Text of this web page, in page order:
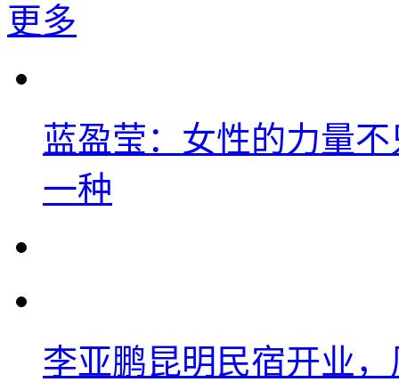
更多
蓝盈莹：女性的力量
一种
李亚鹏昆明民宿开业